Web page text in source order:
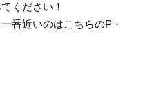
ください！
番近いのはこちらのP・